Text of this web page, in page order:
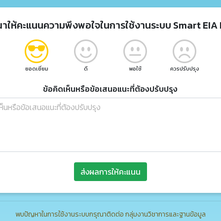
ให้คะแนนความพึงพอใจในการใช้งานระบบ Smart EIA
ยอดเยี่ยม ดี พอใช้ ควรปรับปรุง
ข้อคิดเห็นหรือข้อเสนอแนะที่ต้องปรับปรุง
ส่งผลการให้คะแนน
พบปัญหาในการใช้งานระบบกรุณาติดต่อ กลุ่มงานวิชาการและฐานข้อมูล